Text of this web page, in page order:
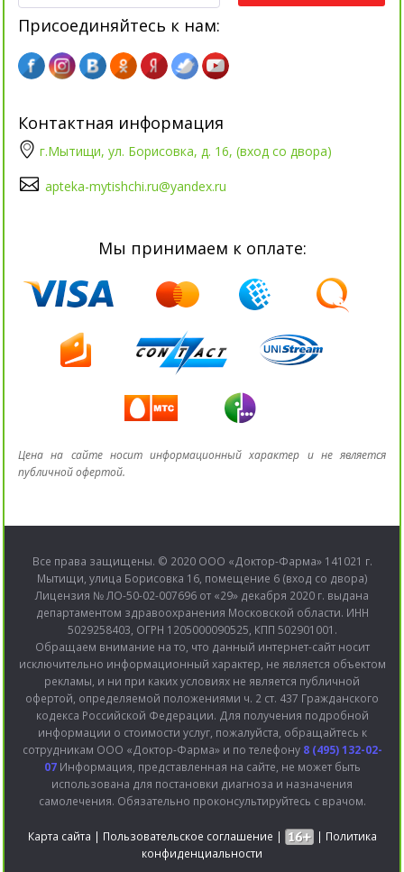
Присоединяйтесь к нам:
Контактная информация
г.Мытищи, ул. Борисовка, д. 16, (вход со двора)
apteka-mytishchi.ru@yandex.ru
Мы принимаем к оплате:
Цена на сайте носит информационный характер и не является
публичной офертой.
Все права защищены. © 2020 ООО «Доктор-Фарма» 141021 г.
Мытищи, улица Борисовка 16, помещение 6 (вход со двора)
Лицензия № ЛО-50-02-007696 от «29» декабря 2020 г. выдана
департаментом здравоохранения Московской области. ИНН
5029258403, ОГРН 1205000090525, КПП 502901001.
Обращаем внимание на то, что данный интернет-сайт носит
исключительно информационный характер, не является объектом
рекламы, и ни при каких условиях не является публичной
офертой, определяемой положениями ч. 2 ст. 437 Гражданского
кодекса Российской Федерации. Для получения подробной
информации о стоимости услуг, пожалуйста, обращайтесь к
сотрудникам ООО «Доктор-Фарма» и по телефону 8 (495) 132-02-
07Информация, представленная на сайте, не может быть
использована для постановки диагноза и назначения
самолечения. Обязательно проконсультируйтесь с врачом.
Карта сайта | Пользовательское соглашение | | Политика
конфиденциальности